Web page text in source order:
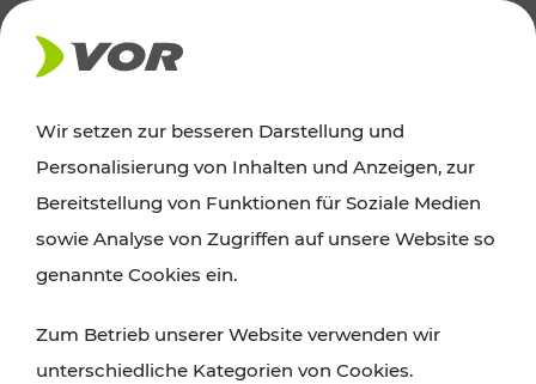
AKTUELLES
Ausflugstipps
Wien, Niederösterreich und das Burgenland
Wanderungen, Kultur und Gastronomie,
Radtouren oder purer Naturgenuss – viele
Wir setzen zur besseren Darstellung und
Personalisierung von Inhalten und Anzeigen, zur
Bereitstellung von Funktionen für Soziale Medien
sowie Analyse von Zugriffen auf unsere Website so
genannte Cookies ein.
Zum Betrieb unserer Website verwenden wir
unterschiedliche Kategorien von Cookies.